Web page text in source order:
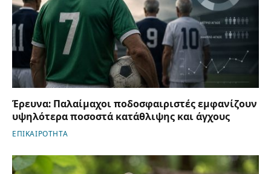
Έρευνα: Παλαίμαχοι ποδοσφαιριστές εμφανίζουν
υψηλότερα ποσοστά κατάθλιψης και άγχους
ΕΠΙΚΑΙΡΟΤΗΤΑ